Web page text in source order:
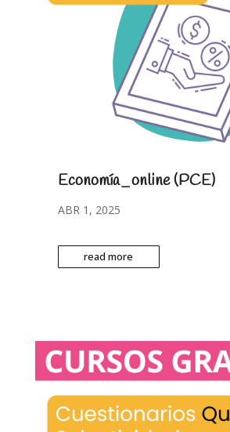
Economía_online (PCE)
ABR 1, 2025
read more